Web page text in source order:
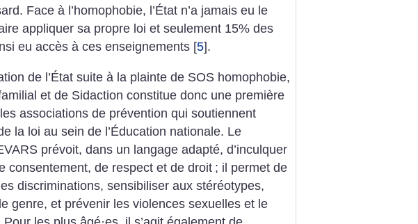
Face à l’homophobie, l’État n’a jamais eu le
appliquer sa propre loi et seulement 15% des
eu accès à ces enseignements [5].
de l’État suite à la plainte de SOS homophobie,
et de Sidaction constitue donc une première
associations de prévention qui soutiennent
la loi au sein de l’Éducation nationale. Le
prévoit, dans un langage adapté, d’inculquer
consentement, de respect et de droit ; il permet de
discriminations, sensibiliser aux stéréotypes,
genre, et prévenir les violences sexuelles et le